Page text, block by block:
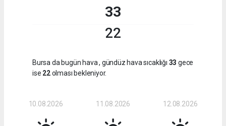
33
22
Bursa da bugün hava, gündüz hava sıcaklığı 33 gece
ise 22olması bekleniyor.
10.08.2026 11.08.2026 12.08.2026